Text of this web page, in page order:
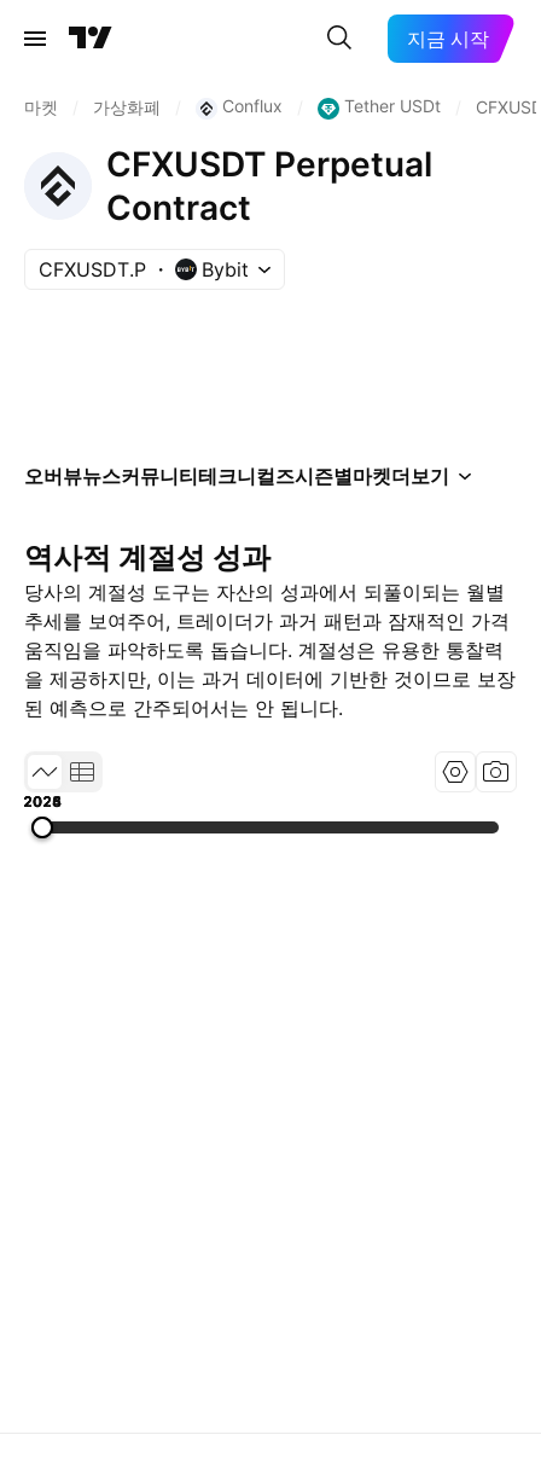
지금 시작
마켓 가상화폐 Conflux Tether USDt
CFXUSDT Perpetual
Contract
CFXUSDT.P Bybit
오버뷰뉴스커뮤니티테크니컬즈시즌별마켓더보기
역사적 계절성 성과
당사의 계절성 도구는 자산의 성과에서 되풀이되는 월별
추세를 보여주어, 트레이더가 과거 패턴과 잠재적인 가격
움직임을 파악하도록 돕습니다. 계절성은 유용한 통찰력
을 제공하지만, 이는 과거 데이터에 기반한 것이므로 보장
된 예측으로 간주되어서는 안 됩니다.
2023
2024
2025
2026